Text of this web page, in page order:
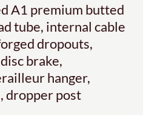
A1 premium butted
tube, internal cable
dropouts,
brake,
hanger,
dropper post